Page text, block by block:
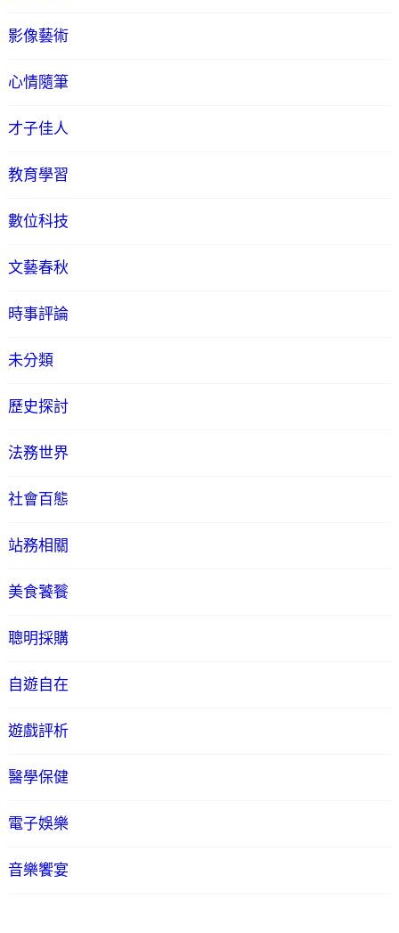
影像藝術
心情隨筆
才子佳人
教育學習
數位科技
文藝春秋
時事評論
未分類
歷史探討
法務世界
社會百態
站務相關
美食饕餮
聰明採購
自遊自在
遊戲評析
醫學保健
電子娛樂
音樂饗宴